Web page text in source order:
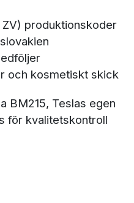
produktionskoder
och kosmetiskt skick
BM215, Teslas egen
för kvalitetskontroll